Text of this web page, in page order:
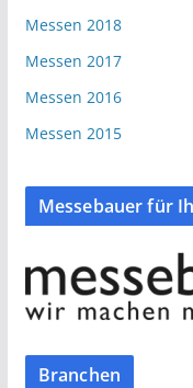
Messen 2018
Messen 2017
Messen 2016
Messen 2015
Messebauer für
Branchen